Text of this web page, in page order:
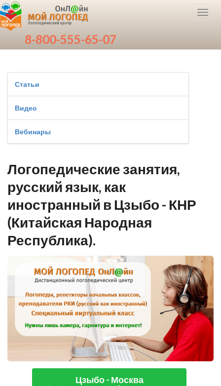
8-800-555-65-07
Статьи
Видео
Вебинары
Логопедические занятия,
русский язык, как
иностранный в Цзыбо - КНР
(Китайская Народная
Республика).
Цзыбо - Москва